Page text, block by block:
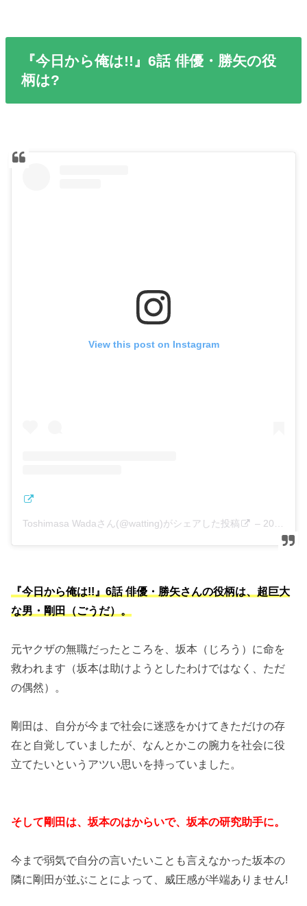
『今日から俺は!!』6話 俳優・勝矢の役
柄は?
View this post on Instagram
Toshimasa Wadaさん(@watting)がシェアした投稿 – 2018年11月月12日午前4時36分PST
『今日から俺は!!』6話 俳優・勝矢さんの役柄は、超巨大
な男・剛田（ごうだ）。
元ヤクザの無職だったところを、坂本（じろう）に命を
救われます（坂本は助けようとしたわけではなく、ただ
の偶然）。
剛田は、自分が今まで社会に迷惑をかけてきただけの存
在と自覚していましたが、なんとかこの腕力を社会に役
立てたいというアツい思いを持っていました。
そして剛田は、坂本のはからいで、坂本の研究助手に。
今まで弱気で自分の言いたいことも言えなかった坂本の
隣に剛田が並ぶことによって、威圧感が半端ありません!